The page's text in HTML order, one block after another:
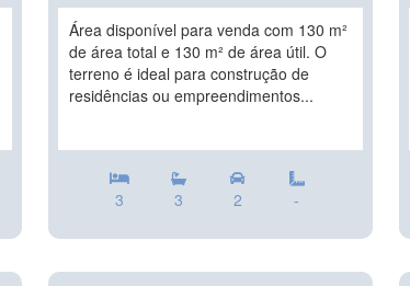
Área disponível para venda com 130 m²
de área total e 130 m² de área útil. O
terreno é ideal para construção de
residências ou empreendimentos...
3 3 2 -